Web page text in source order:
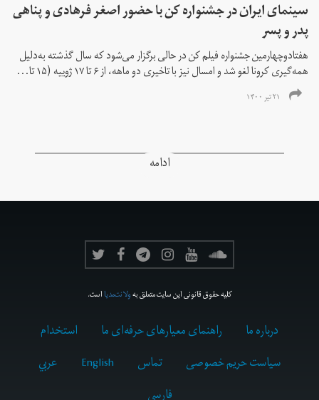
سینمای ایران در جشنواره کن با حضور اصغر فرهادی و پناهی
پدر و پسر
هفتادوچهارمین جشنواره فیلم کن در حالی برگزار می‌شود که سال گذشته به‌دلیل
همه‌گیری کرونا لغو شد و امسال نیز با تاخیری دو ماهه، از ۶ تا ۱۷ ژوییه (۱۵ تا...
۲۱ تیر ۱۴۰۰
ادامه
کلیه حقوق قانونی این سایت متعلق بهولانت‌مدیااست.
درباره ما راهنمای معیارهای حرفه‌ای ما
استخدام
سیاست حریم خصوصی
تماس English
عربي